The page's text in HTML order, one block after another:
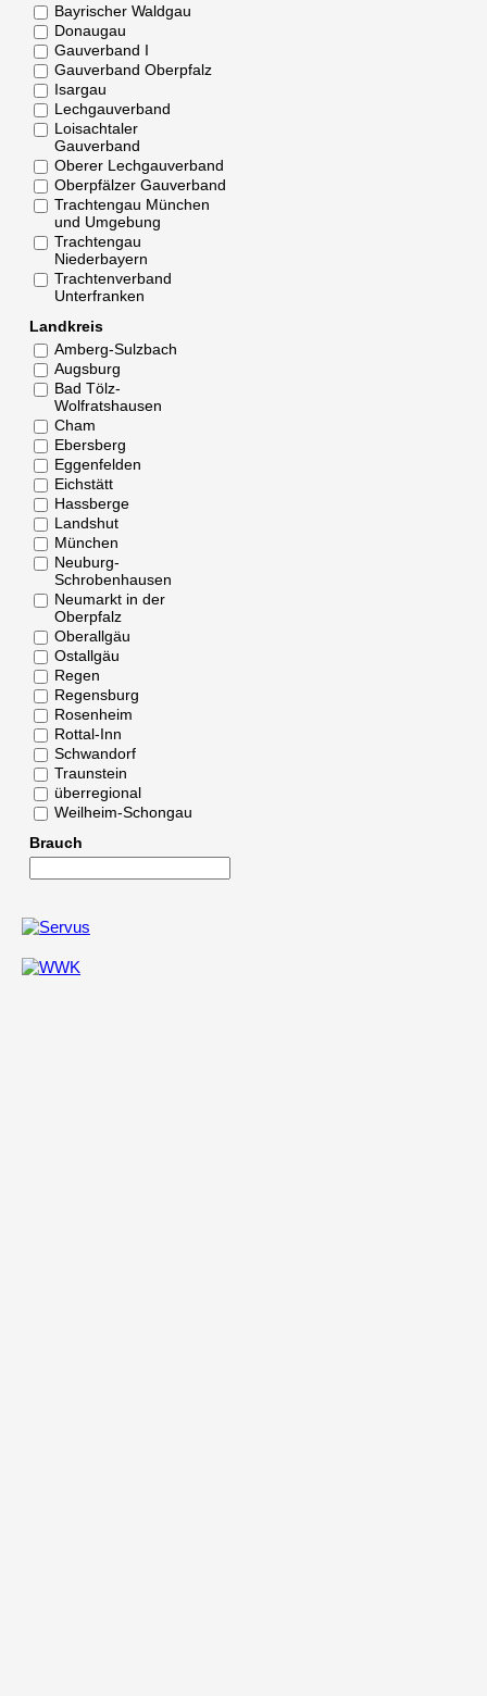
Bayrischer Waldgau
Donaugau
Gauverband I
Gauverband Oberpfalz
Isargau
Lechgauverband
Loisachtaler
Gauverband
Oberer Lechgauverband
Oberpfälzer Gauverband
Trachtengau München
und Umgebung
Trachtengau
Niederbayern
Trachtenverband
Unterfranken
Landkreis
Amberg-Sulzbach
Augsburg
Bad Tölz-
Wolfratshausen
Cham
Ebersberg
Eggenfelden
Eichstätt
Hassberge
Landshut
München
Neuburg-
Schrobenhausen
Neumarkt in der
Oberpfalz
Oberallgäu
Ostallgäu
Regen
Regensburg
Rosenheim
Rottal-Inn
Schwandorf
Traunstein
überregional
Weilheim-Schongau
Brauch